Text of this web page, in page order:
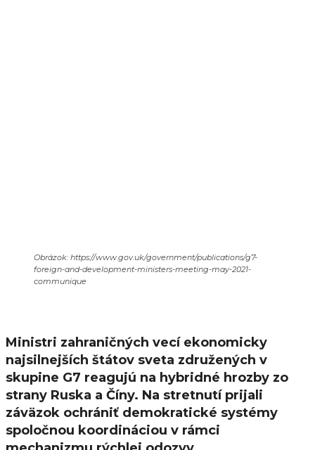
Obrázok: https://www.gov.uk/government/publications/g7-
foreign-and-development-ministers-meeting-may-2021-
communique
Ministri zahraničných vecí ekonomicky
najsilnejších štátov sveta združených v
skupine G7 reagujú na hybridné hrozby zo
strany Ruska a Číny. Na stretnutí prijali
záväzok ochrániť demokratické systémy
spoločnou koordináciou v rámci